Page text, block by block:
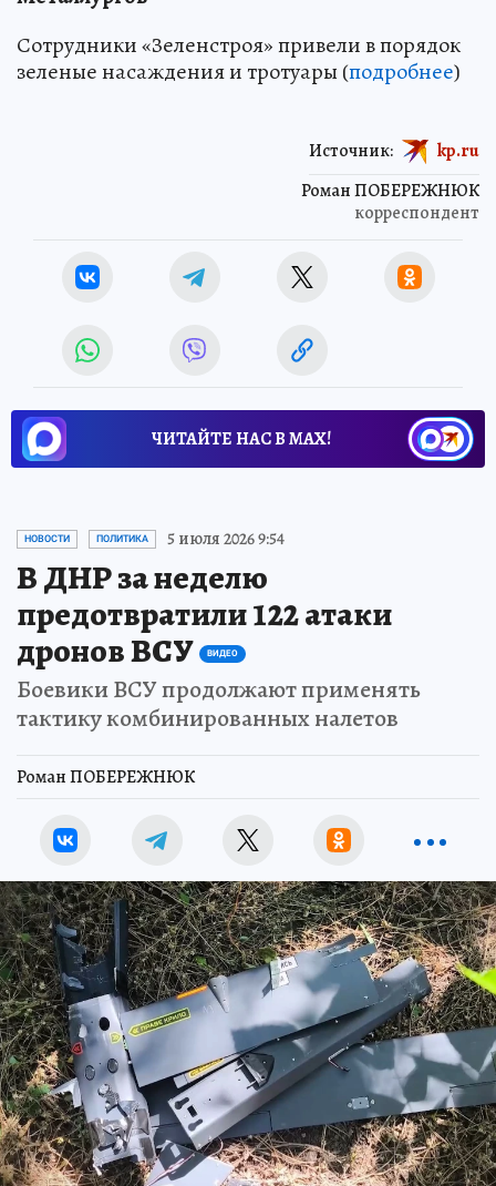
Сотрудники «Зеленстроя» привели в порядок
зеленые насаждения и тротуары (подробнее)
Роман ПОБЕРЕЖНЮК
корреспондент
Источник: kp.ru
ЧИТАЙТЕ НАС В МАХ!
НОВОСТИ ПОЛИТИКА 5 июля 2026 9:54
В ДНР за неделю
предотвратили 122 атаки
дронов ВСУ
ВИДЕО
Боевики ВСУ продолжают применять
тактику комбинированных налетов
Роман ПОБЕРЕЖНЮК